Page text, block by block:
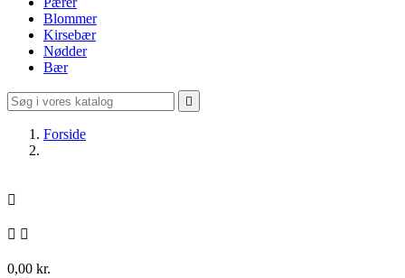
Blommer
Kirsebær
Nødder
Bær

Forside

 
0,00 kr.